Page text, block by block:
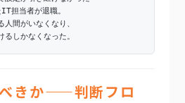
担当者が退職。
間がいなくなり、
しかなくなった。
きか——判断フロ